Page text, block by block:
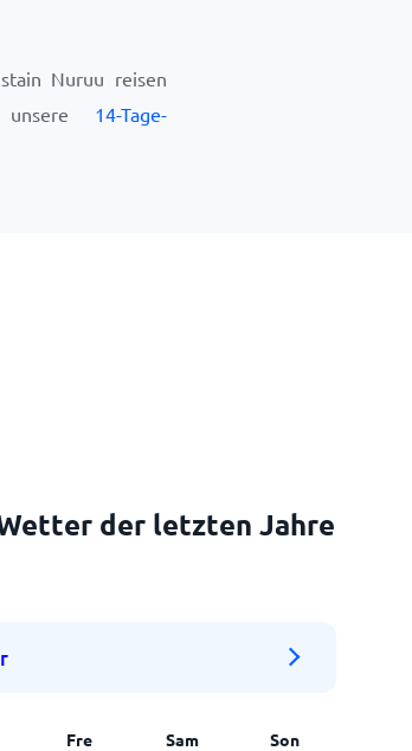
Nuruu reisen
unsere 14-Tage-
der letzten Jahre
Fre Sam Son